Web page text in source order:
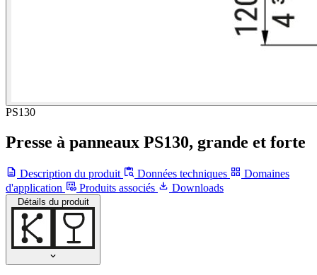
PS130
Presse à panneaux PS130, grande et forte
Description du produit Données techniques
Domaines
d'application
Produits associés Downloads
Détails du produit